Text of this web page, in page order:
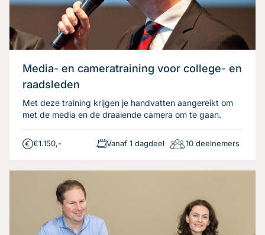
Media- en cameratraining voor college- en
raadsleden
Met deze training krijgen je handvatten aangereikt om
met de media en de draaiende camera om te gaan.
€1.150,- Vanaf 1 dagdeel 10 deelnemers